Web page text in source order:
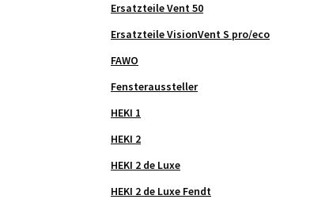
Ersatzteile Vent 50
Ersatzteile VisionVent S pro/eco
FAWO
Fensteraussteller
HEKI 1
HEKI 2
HEKI 2 de Luxe
HEKI 2 de Luxe Fendt